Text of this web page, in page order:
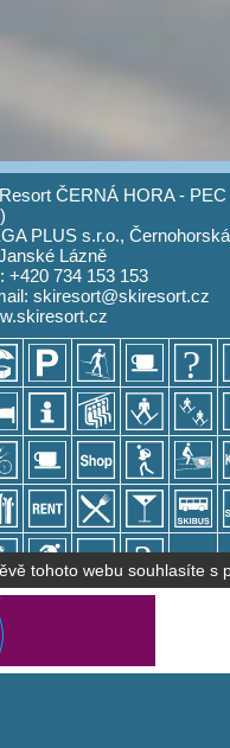
ČERNÁ HORA -
PLUS s.r.o.,
Lázně
+420 734 153 153
skiresort@skiresort.cz
ČT strana 683
tohoto webu souhlasíte